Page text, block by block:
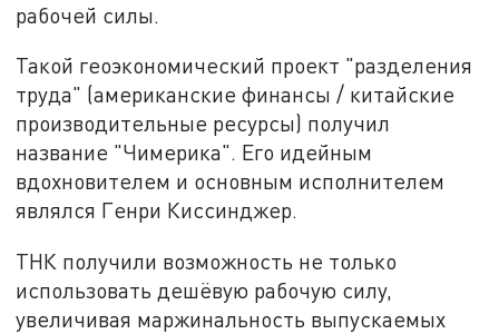
рабочей силы.
Такой геоэкономический проект "разделения
труда" (американские финансы / китайские
производительные ресурсы) получил
название "Чимерика". Его идейным
вдохновителем и основным исполнителем
являлся Генри Киссинджер.
ТНК получили возможность не только
использовать дешёвую рабочую силу,
увеличивая маржинальность выпускаемых